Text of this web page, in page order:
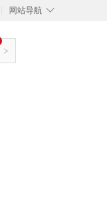
◇
网站导航
>